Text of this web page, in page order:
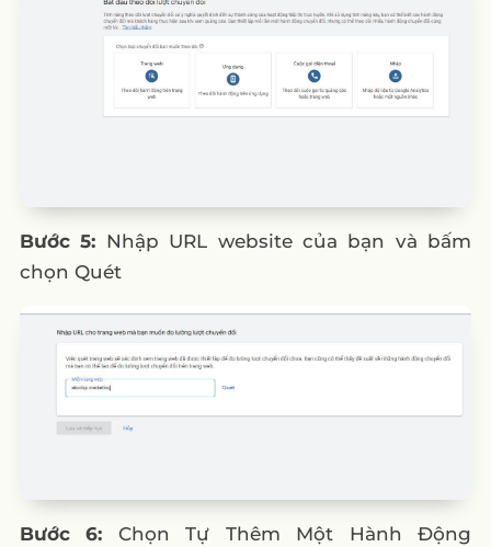
Bước 5: Nhập URL website của bạn và bấm
chọn Quét
Bước 6: Chọn Tự Thêm Một Hành Động